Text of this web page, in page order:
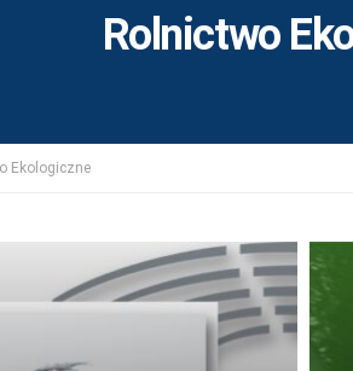
Rolnictwo
Ekologiczne